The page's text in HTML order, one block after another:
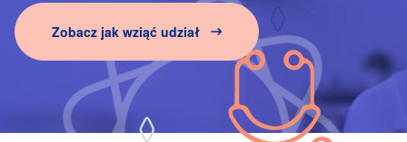
Zobacz jak wziąć udział